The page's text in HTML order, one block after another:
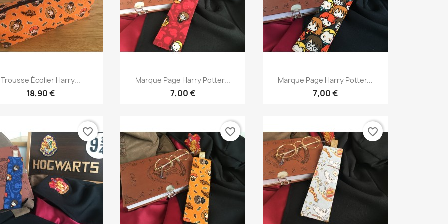
Aperçu rapide
Trousse Écolier Harry...
18,90 €
Aperçu rapide
Marque Page Harry Potter...
7,00 €
Aperçu rapide
Marque Page Harry Potter...
7,00 €
favorite_border favorite_border favorite_border